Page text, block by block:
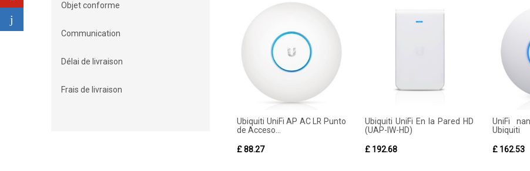
Objet conforme
Communication
Délai de livraison
Frais de livraison
Ubiquiti UniFi AP AC LR Punto
de Acceso...
£ 88.27
Ubiquiti UniFi En la Pared HD
(UAP-IW-HD)
£ 192.68
UniFi
Ubiquiti
£ 162.53